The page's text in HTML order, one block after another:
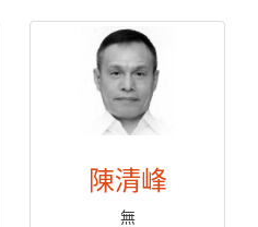
陳清峰
無